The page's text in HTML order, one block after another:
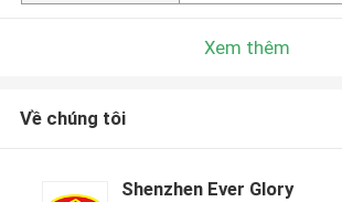
Xem thêm
Về chúng tôi
Shenzhen Ever Glory